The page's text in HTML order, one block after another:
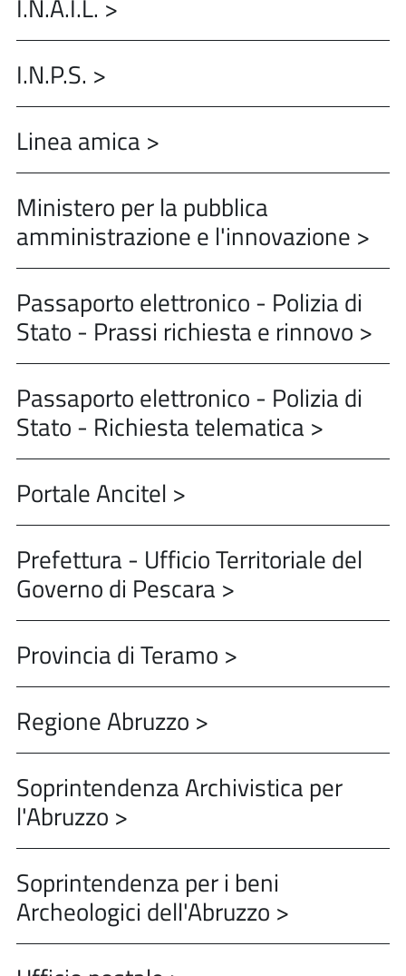
I.N.A.I.L. >
I.N.P.S. >
Linea amica >
Ministero per la pubblica
amministrazione e l'innovazione >
Passaporto elettronico - Polizia di
Stato - Prassi richiesta e rinnovo >
Passaporto elettronico - Polizia di
Stato - Richiesta telematica >
Portale Ancitel >
Prefettura - Ufficio Territoriale del
Governo di Pescara >
Provincia di Teramo >
Regione Abruzzo >
Soprintendenza Archivistica per
l'Abruzzo >
Soprintendenza per i beni
Archeologici dell'Abruzzo >